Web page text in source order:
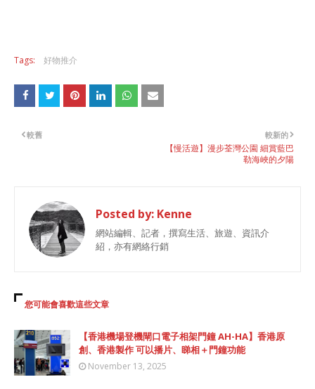
Tags: 好物推介
較新的
【慢活遊】漫步荃灣公園 細賞藍巴
勒海峽的夕陽
較舊
Posted by: Kenne
網站編輯、記者，撰寫生活、旅遊、資訊介
紹，亦有網絡行銷
您可能會喜歡這些文章
【香港機場登機閘口電子相架門鐘 AH-HA】香港原
創、香港製作 可以播片、睇相＋門鐘功能
November 13, 2025